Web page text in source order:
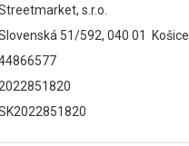
s.r.o.
51/592, 040 01 Košice
2022851820